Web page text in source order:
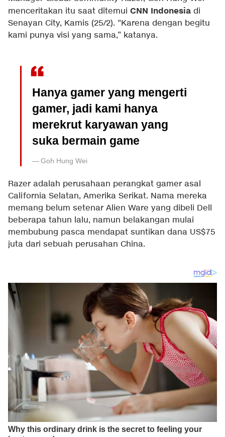
menceritakan itu saat ditemui CNN Indonesia di
Senayan City, Kamis (25/2). “Karena dengan begitu
kami punya visi yang sama,” katanya.
Hanya gamer yang mengerti
gamer, jadi kami hanya
merekrut karyawan yang
suka bermain game
Goh Hung Wei
Razer adalah perusahaan perangkat gamer asal
California Selatan, Amerika Serikat. Nama mereka
memang belum setenar Alien Ware yang dibeli Dell
beberapa tahun lalu, namun belakangan mulai
membubung pasca mendapat suntikan dana US$75
juta dari sebuah perusahan China.